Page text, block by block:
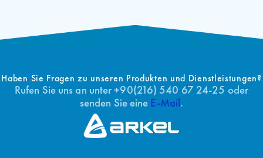
Haben Sie Fragen zu unseren Produkten und Dienstleistungen?
Rufen Sie uns an unter +90(216) 540 67 24-25 oder
senden Sie eine E-Mail.